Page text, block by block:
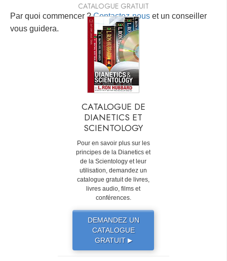
Par quoi commencer ?Contactez-nous et un conseiller
vous guidera.
CATALOGUE GRATUIT
CATALOGUE DE
DIANETICS ET
SCIENTOLOGY
Pour en savoir plus sur les
principes de la Dianetics et
de la Scientology et leur
utilisation, demandez un
catalogue gratuit de livres,
livres audio, films et
conférences.
DEMANDEZ UN
CATALOGUE
GRATUIT ▶